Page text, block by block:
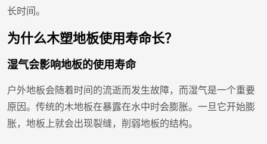
长时间。
为什么木塑地板使用寿命长？
湿气会影响地板的使用寿命
户外地板会随着时间的流逝而发生故障，而湿气是一个重要
原因。传统的木地板在暴露在水中时会膨胀。一旦它开始膨
胀，地板上就会出现裂缝，削弱地板的结构。